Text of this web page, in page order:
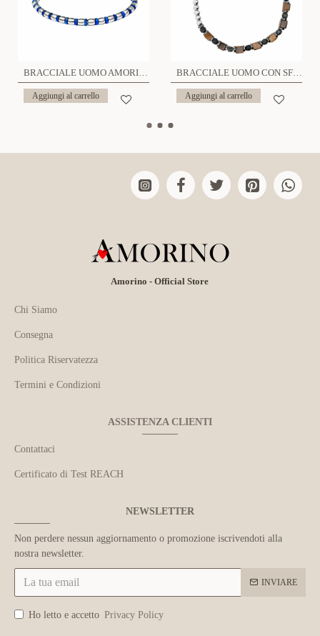
BRACCIALE UOMO AMORINO CON PERLINE - RD2388E203
Aggiungi al carrello
BRACCIALE UOMO CON SFERE E PERLINE DI PIETRA - KM241184A915/A916
Aggiungi al carrello
Amorino - Official Store
Chi Siamo
Consegna
Politica Riservatezza
Termini e Condizioni
ASSISTENZA CLIENTI
Contattaci
Certificato di Test REACH
NEWSLETTER
Non perdere nessun aggiornamento o promozione iscrivendoti alla
nostra newsletter.
INVIARE
Ho letto e accetto Privacy Policy